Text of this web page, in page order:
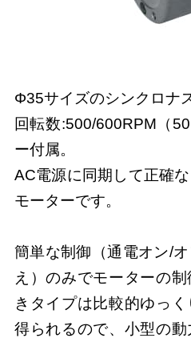
Φ35サイズのシンクロナ
回転数:500/600RPM（
ー付属。
AC電源に同期して正確
モーターです。
簡単な制御（通電オン/
え）のみでモーターの
きタイプは比較的ゆっ
得られるので、小型の